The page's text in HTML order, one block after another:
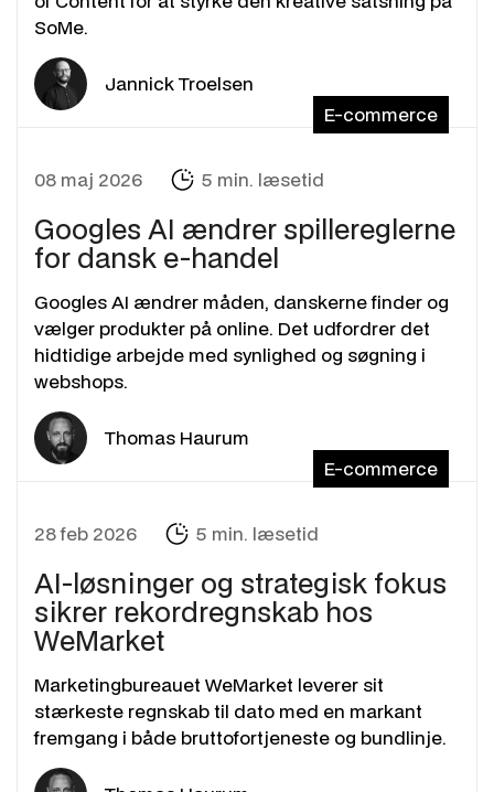
SoMe.
Jannick Troelsen
E-commerce
08 maj 2026 5 min. læsetid
Googles AI ændrer spillereglerne
for dansk e-handel
Googles AI ændrer måden, danskerne finder og
vælger produkter på online. Det udfordrer det
hidtidige arbejde med synlighed og søgning i
webshops.
Thomas Haurum
E-commerce
28 feb 2026 5 min. læsetid
AI-løsninger og strategisk fokus
sikrer rekordregnskab hos
WeMarket
Marketingbureauet WeMarket leverer sit
stærkeste regnskab til dato med en markant
fremgang i både bruttofortjeneste og bundlinje.